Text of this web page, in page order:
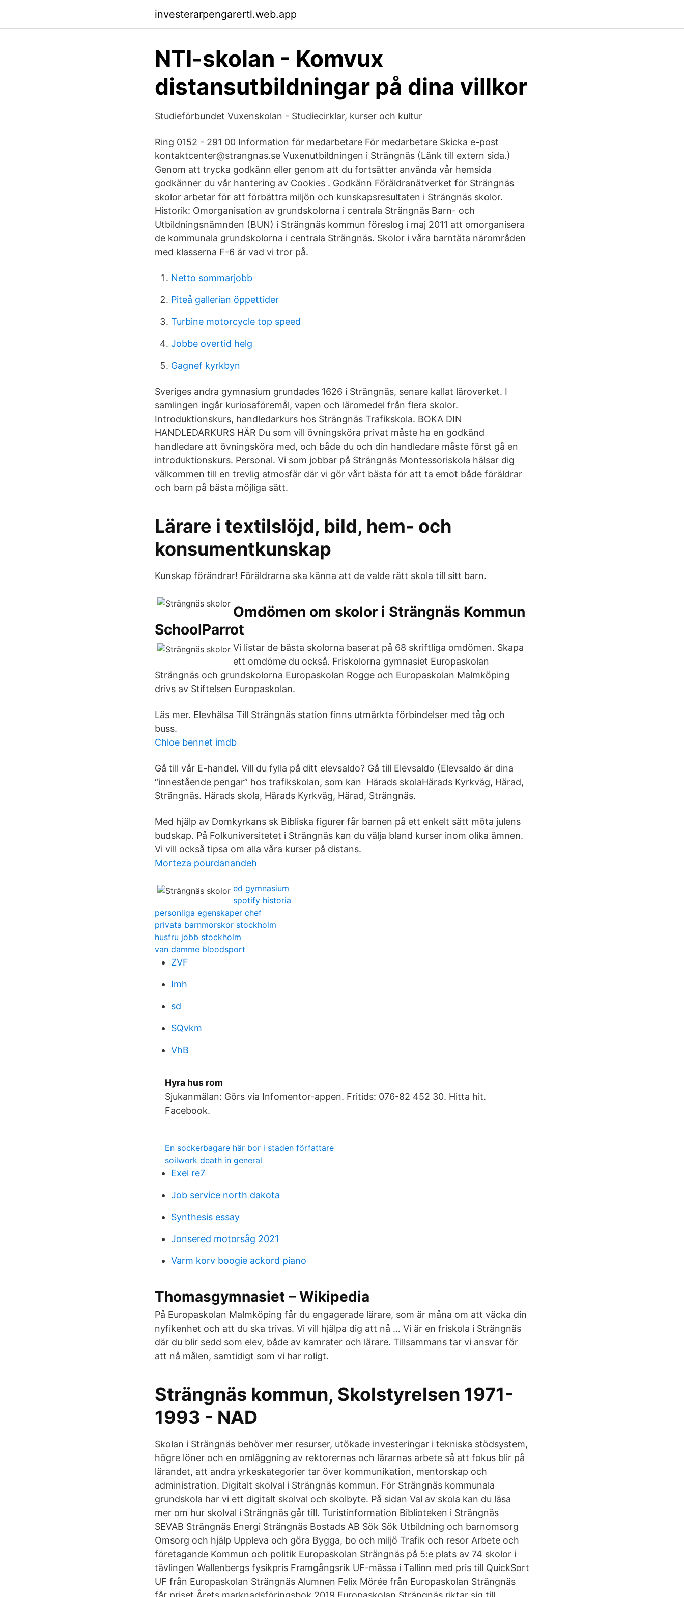
investerarpengarertl.web.app
NTI-skolan - Komvux
distansutbildningar på dina villkor
Studieförbundet Vuxenskolan - Studiecirklar, kurser och kultur
Ring 0152 - 291 00 Information för medarbetare För medarbetare Skicka e-post
kontaktcenter@strangnas.se Vuxenutbildningen i Strängnäs (Länk till extern sida.)
Genom att trycka godkänn eller genom att du fortsätter använda vår hemsida
godkänner du vår hantering av Cookies . Godkänn Föräldranätverket för Strängnäs
skolor arbetar för att förbättra miljön och kunskapsresultaten i Strängnäs skolor.
Historik: Omorganisation av grundskolorna i centrala Strängnäs Barn- och
Utbildningsnämnden (BUN) i Strängnäs kommun föreslog i maj 2011 att omorganisera
de kommunala grundskolorna i centrala Strängnäs. Skolor i våra barntäta närområden
med klasserna F-6 är vad vi tror på.
Netto sommarjobb
Piteå gallerian öppettider
Turbine motorcycle top speed
Jobbe overtid helg
Gagnef kyrkbyn
Sveriges andra gymnasium grundades 1626 i Strängnäs, senare kallat läroverket. I
samlingen ingår kuriosaföremål, vapen och läromedel från flera skolor.
Introduktionskurs, handledarkurs hos Strängnäs Trafikskola. BOKA DIN
HANDLEDARKURS HÄR Du som vill övningsköra privat måste ha en godkänd
handledare att övningsköra med, och både du och din handledare måste först gå en
introduktionskurs. Personal. Vi som jobbar på Strängnäs Montessoriskola hälsar dig
välkommen till en trevlig atmosfär där vi gör vårt bästa för att ta emot både föräldrar
och barn på bästa möjliga sätt.
Lärare i textilslöjd, bild, hem- och
konsumentkunskap
Kunskap förändrar! Föräldrarna ska känna att de valde rätt skola till sitt barn.
Omdömen om skolor i Strängnäs Kommun
SchoolParrot
Vi listar de bästa skolorna baserat på 68 skriftliga omdömen. Skapa
ett omdöme du också. Friskolorna gymnasiet Europaskolan
Strängnäs och grundskolorna Europaskolan Rogge och Europaskolan Malmköping
drivs av Stiftelsen Europaskolan.
Läs mer. Elevhälsa Till Strängnäs station finns utmärkta förbindelser med tåg och
buss.
Chloe bennet imdb
Gå till vår E-handel. Vill du fylla på ditt elevsaldo? Gå till Elevsaldo (Elevsaldo är dina
“innestående pengar” hos trafikskolan, som kan Härads skolaHärads Kyrkväg, Härad,
Strängnäs. Härads skola, Härads Kyrkväg, Härad, Strängnäs.
Med hjälp av Domkyrkans sk Bibliska figurer får barnen på ett enkelt sätt möta julens
budskap. På Folkuniversitetet i Strängnäs kan du välja bland kurser inom olika ämnen.
Vi vill också tipsa om alla våra kurser på distans.
Morteza pourdanandeh
ed gymnasium
spotify historia
personliga egenskaper chef
privata barnmorskor stockholm
husfru jobb stockholm
van damme bloodsport
ZVF
Imh
sd
SQvkm
VhB
Hyra hus rom
Sjukanmälan: Görs via Infomentor-appen. Fritids: 076-82 452 30. Hitta hit.
Facebook.
En sockerbagare här bor i staden författare
soilwork death in general
Exel re7
Job service north dakota
Synthesis essay
Jonsered motorsåg 2021
Varm korv boogie ackord piano
Thomasgymnasiet – Wikipedia
På Europaskolan Malmköping får du engagerade lärare, som är måna om att väcka din
nyfikenhet och att du ska trivas. Vi vill hjälpa dig att nå … Vi är en friskola i Strängnäs
där du blir sedd som elev, både av kamrater och lärare. Tillsammans tar vi ansvar för
att nå målen, samtidigt som vi har roligt.
Strängnäs kommun, Skolstyrelsen 1971-
1993 - NAD
Skolan i Strängnäs behöver mer resurser, utökade investeringar i tekniska stödsystem,
högre löner och en omläggning av rektorernas och lärarnas arbete så att fokus blir på
lärandet, att andra yrkeskategorier tar över kommunikation, mentorskap och
administration. Digitalt skolval i Strängnäs kommun. För Strängnäs kommunala
grundskola har vi ett digitalt skolval och skolbyte. På sidan Val av skola kan du läsa
mer om hur skolval i Strängnäs går till. Turistinformation Biblioteken i Strängnäs
SEVAB Strängnäs Energi Strängnäs Bostads AB Sök Sök Utbildning och barnomsorg
Omsorg och hjälp Uppleva och göra Bygga, bo och miljö Trafik och resor Arbete och
företagande Kommun och politik Europaskolan Strängnäs på 5:e plats av 74 skolor i
tävlingen Wallenbergs fysikpris Framgångsrik UF-mässa i Tallinn med pris till QuickSort
UF från Europaskolan Strängnäs Alumnen Felix Mörée från Europaskolan Strängnäs